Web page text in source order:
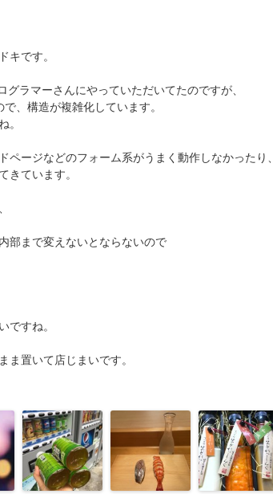
キです。
ラマーさんにやっていただいてたのですが、
、構造が複雑化しています。
。
ージなどのフォーム系がうまく動作しなかったり、
きています。
部まで変えないとならないので
ですね。
ま置いて店じまいです。